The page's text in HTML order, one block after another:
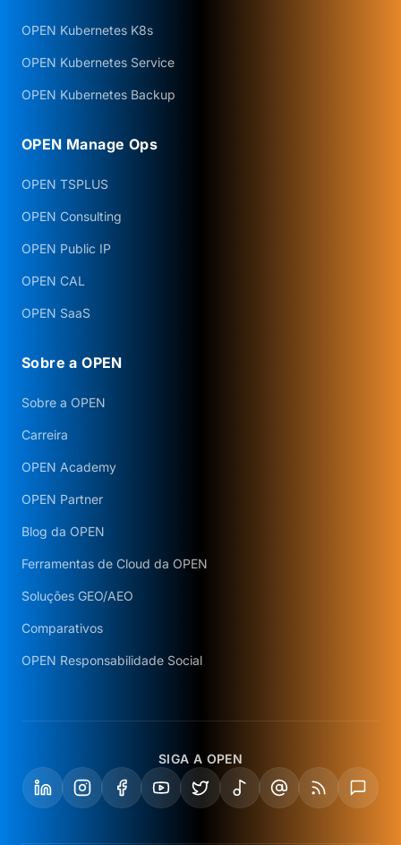
OPEN Kubernetes K8s
OPEN Kubernetes Service
OPEN Kubernetes Backup
OPEN Manage Ops
OPEN TSPLUS
OPEN Consulting
OPEN Public IP
OPEN CAL
OPEN SaaS
Sobre a OPEN
Sobre a OPEN
Carreira
OPEN Academy
OPEN Partner
Blog da OPEN
Ferramentas de Cloud da OPEN
Soluções GEO/AEO
Comparativos
OPEN Responsabilidade Social
SIGA A OPEN